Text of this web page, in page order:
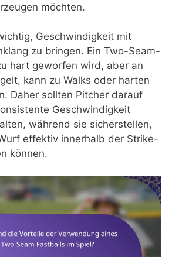
möchten.
Geschwindigkeit mit
zu bringen. Ein Two-Seam-
hart geworfen wird, aber an
kann zu Walks oder harten
Daher sollten Pitcher darauf
Geschwindigkeit
während sie sicherstellen,
effektiv innerhalb der Strike-
können.